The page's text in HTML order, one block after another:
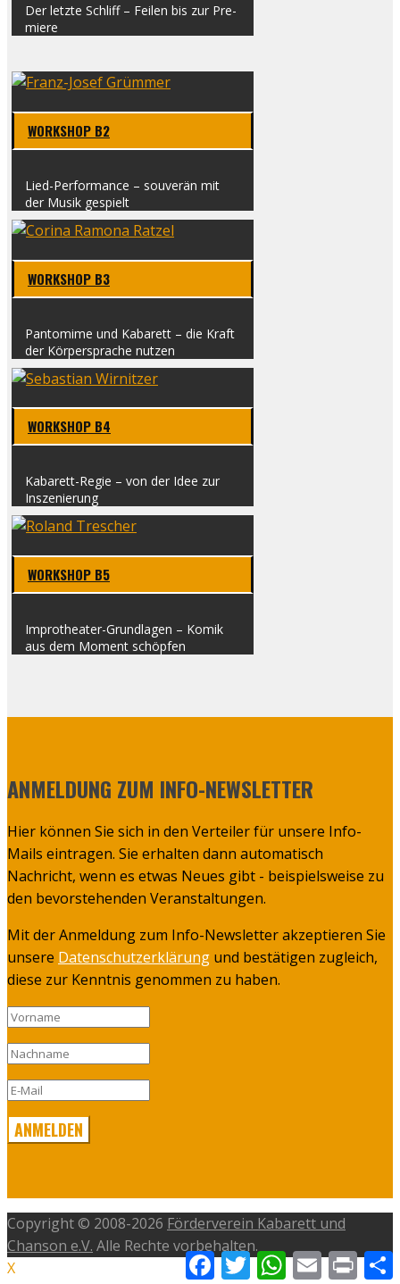
Der letz­te Schliff – Fei­len bis zur Pre­
mie­re
WORK­SHOP B2
Lied-Per­­for­­mance – sou­ve­rän mit
der Musik gespielt
WORK­SHOP B3
Pan­to­mi­me und Kaba­rett – die Kraft
der Kör­per­spra­che nut­zen
WORK­SHOP B4
Kaba­­rett-Regie – von der Idee zur
Insze­nie­rung
WORK­SHOP B5
Impro­­the­a­­ter-Grun­d­la­­gen – Komik
aus dem Moment schöp­fen
ANMELDUNG ZUM INFO-NEWSLETTER
Hier können Sie sich in den Verteiler für unsere Info-
Mails eintragen. Sie erhalten dann automatisch
Nachricht, wenn es etwas Neues gibt - beispielsweise zu
den bevorstehenden Veranstaltungen.
Mit der Anmeldung zum Info-Newsletter akzeptieren Sie
unsere Datenschutzerklärung und bestätigen zugleich,
diese zur Kenntnis genommen zu haben.
Copyright © 2008-2026 Förderverein Kabarett und
Chanson e.V. Alle Rechte vorbehalten.
Facebook
TwitterWhatsApp
EmailPrint
X